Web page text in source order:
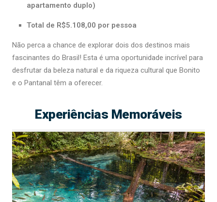
apartamento duplo)
Total de R$5.108,00 por pessoa
Não perca a chance de explorar dois dos destinos mais
fascinantes do Brasil! Esta é uma oportunidade incrível para
desfrutar da beleza natural e da riqueza cultural que Bonito
e o Pantanal têm a oferecer.
Experiências Memoráveis